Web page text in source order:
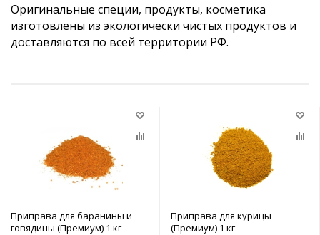
Оригинальные специи, продукты, косметика
изготовлены из экологически чистых продуктов и
доставляются по всей территории РФ.
Приправа для баранины и
говядины (Премиум) 1 кг
Приправа для курицы
(Премиум) 1 кг